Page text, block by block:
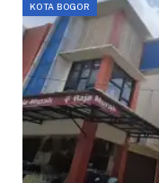
KOTA BOGOR